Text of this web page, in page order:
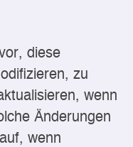
diese
zu
wenn
Änderungen
wenn